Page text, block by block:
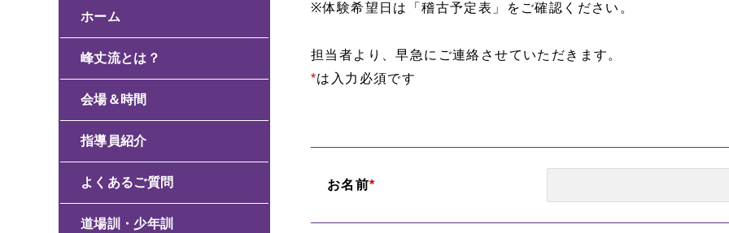
※体験希望日は「稽古予定表」をご確認ください。
担当者より、早急にご連絡させていただきます。
*は入力必須です
お名前*
ホーム
峰丈流とは？
会場＆時間
指導員紹介
よくあるご質問
道場訓・少年訓